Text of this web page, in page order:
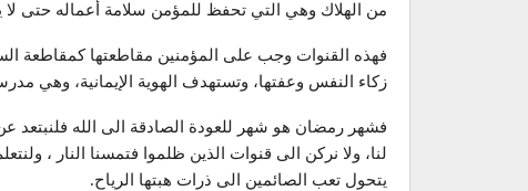
من الهلاك وهي التي تحفظ للمؤمن سلامة أعماله حتى لا
فهذه القنوات وجب على المؤمنين مقاطعتها كمقاطعة
زكاء النفس وعفتها، وتستهدف الهوية الإيمانية، وهي
فشهر رمضان هو شهر للعودة الصادقة الى الله فلنبتعد
لنا، ولا نركن الى قنوات الذين ظلموا فتمسنا النار ،
يتحول تعب الصائمين الى ذرات هبتها الرياح.